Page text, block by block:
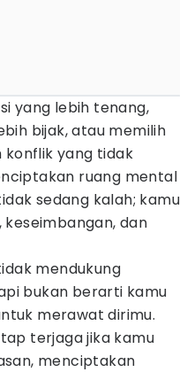
yang lebih tenang,
bijak, atau memilih
yang tidak
ruang mental
sedang kalah; kamu
dan
mendukung
bukan berarti kamu
merawat dirimu.
terjaga jika kamu
menciptakan